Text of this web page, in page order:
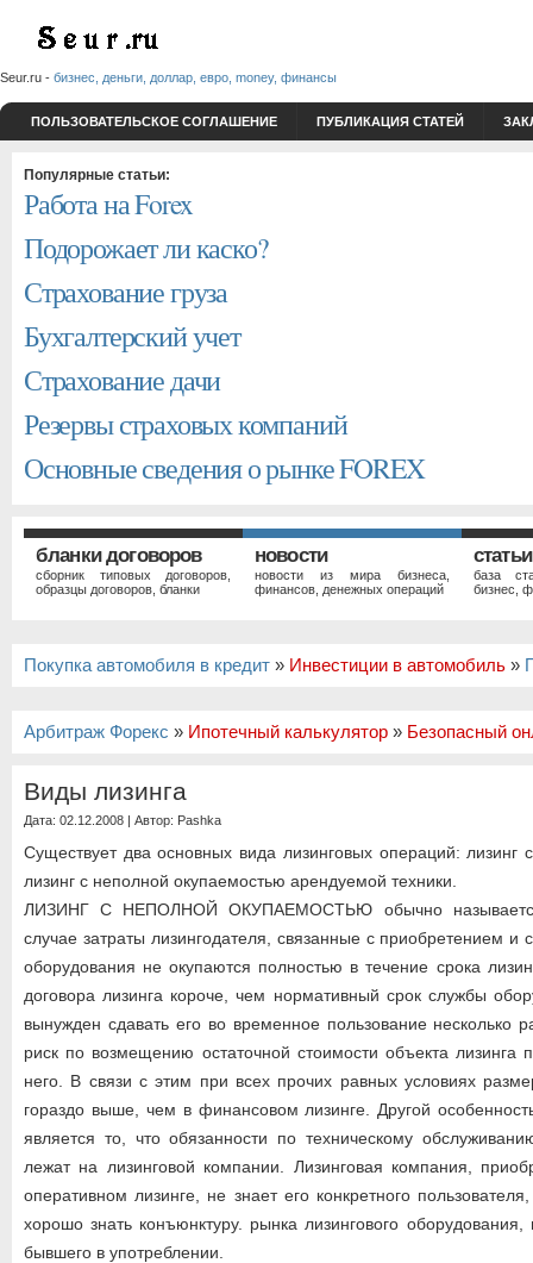
Seur.ru - бизнес, деньги, доллар, евро, money, финансы
ПОЛЬЗОВАТЕЛЬСКОЕ СОГЛАШЕНИЕ ПУБЛИКАЦИЯ СТАТЕЙ
Популярные статьи:
Работа на Forex
Подорожает ли каско?
Страхование груза
Бухгалтерский учет
Страхование дачи
Резервы страховых компаний
Основные сведения о рынке FOREX
бланки договоров
сборник типовых договоров,
образцы договоров, бланки
новости
новости из мира бизнеса,
финансов, денежных операций
статьи
база
бизнес,
Покупка автомобиля в кредит » Инвестиции в автомобиль »
Арбитраж Форекс » Ипотечный калькулятор » Безопасный
Виды лизинга
Дата: 02.12.2008 | Автор: Pashka
Существует два основных вида лизинговых операций: лизинг
лизинг с неполной окупаемостью арендуемой техники.
ЛИЗИНГ С НЕПОЛНОЙ ОКУПАЕМОСТЬЮ обычно
случае затраты лизингодателя, связанные с приобретением и
оборудования не окупаются полностью в течение срока
договора лизинга короче, чем нормативный срок службы
вынужден сдавать его во временное пользование несколько
риск по возмещению остаточной стоимости объекта лизинга
него. В связи с этим при всех прочих равных условиях
гораздо выше, чем в финансовом лизинге. Другой
является то, что обязанности по техническому
лежат на лизинговой компании. Лизинговая компания,
оперативном лизинге, не знает его конкретного
хорошо знать конъюнктуру. рынка лизингового
бывшего в употреблении.